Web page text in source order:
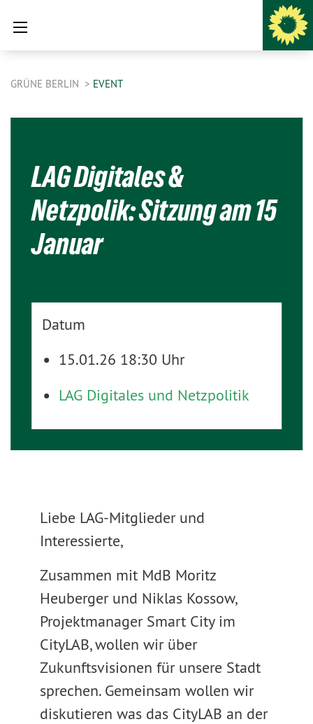
GRÜNE BERLIN EVENT
LAG Digitales &
Netzpolik: Sitzung am 15
Januar
Datum
15.01.26 18:30 Uhr
LAG Digitales und Netzpolitik
Liebe LAG-Mitglieder und
Interessierte,
Zusammen mit MdB Moritz
Heuberger und Niklas Kossow,
Projektmanager Smart City im
CityLAB, wollen wir über
Zukunftsvisionen für unsere Stadt
sprechen. Gemeinsam wollen wir
diskutieren was das CityLAB an der